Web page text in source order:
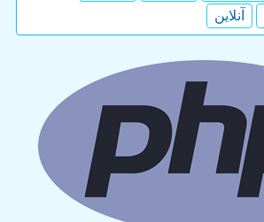
آنلاین